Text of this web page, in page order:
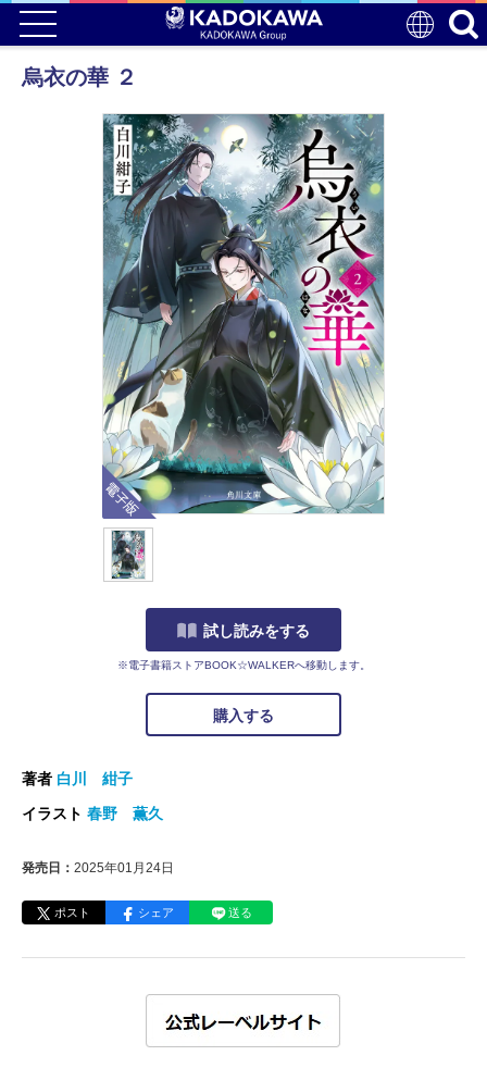
烏衣の華 ２
電子版
試し読みをする
※電子書籍ストアBOOK☆WALKERへ移動します。
購入する
著者 白川 紺子
イラスト 春野 薫久
発売日： 2025年01月24日
ポスト シェア 送る